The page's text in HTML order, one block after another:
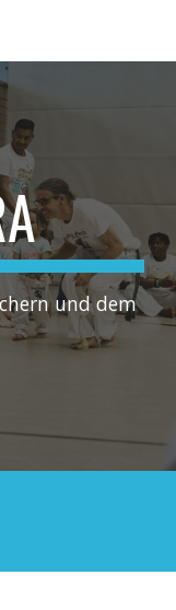
und dem